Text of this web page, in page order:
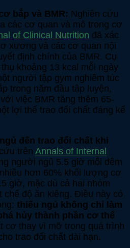
bắp và BMR: Nghiên cứu
các cơ quan và mô trong cơ
of Clinical Nutrition đã xác
xương và các cơ quan nội
định chính của BMR. Cụ
khoảng 13 kcal mỗi ngày
người tập gym nghiêm túc
trong năm đầu tập luyện,
việc BMR tăng thêm 65-
lợi thế trao đổi chất đáng kể
đến trao đổi chất khi
trên Annals of Internal
người ngủ 5.5 giờ mỗi đêm
hơn 60% khối lượng cơ
giờ, mặc dù cả hai nhóm
chế độ ăn kiêng. Điều này có
thiếu ngủ không chỉ làm
hủy thành phần cơ thể
cơ thay vì mỡ trong quá trình
trao đổi chất dài hạn.